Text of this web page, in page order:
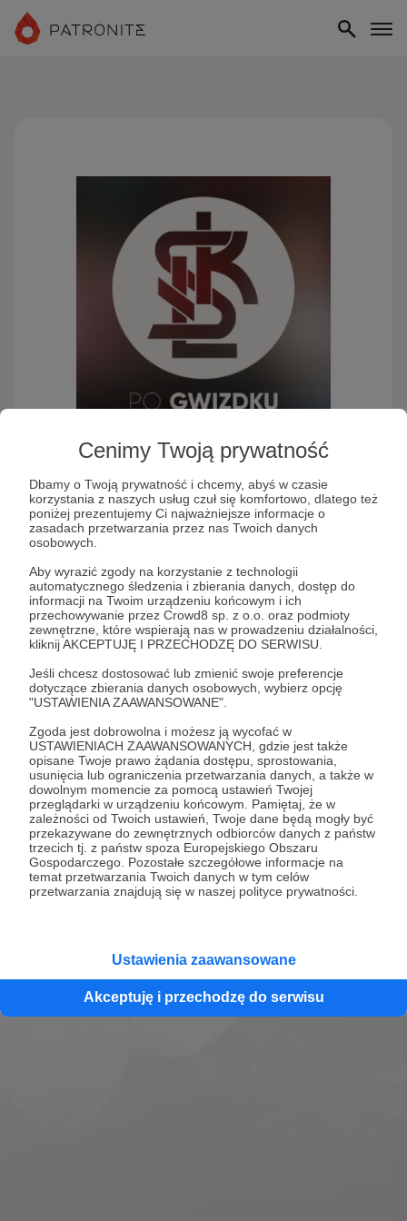
Cenimy Twoją prywatność
Dbamy o Twoją prywatność i chcemy, abyś w czasie
korzystania z naszych usług czuł się komfortowo, dlatego też
poniżej prezentujemy Ci najważniejsze informacje o
zasadach przetwarzania przez nas Twoich danych
osobowych.
Aby wyrazić zgody na korzystanie z technologii
automatycznego śledzenia i zbierania danych, dostęp do
informacji na Twoim urządzeniu końcowym i ich
przechowywanie przez Crowd8 sp. z o.o. oraz podmioty
zewnętrzne, które wspierają nas w prowadzeniu działalności,
kliknij AKCEPTUJĘ I PRZECHODZĘ DO SERWISU.
Jeśli chcesz dostosować lub zmienić swoje preferencje
dotyczące zbierania danych osobowych, wybierz opcję
"USTAWIENIA ZAAWANSOWANE".
Zgoda jest dobrowolna i możesz ją wycofać w
USTAWIENIACH ZAAWANSOWANYCH, gdzie jest także
opisane Twoje prawo żądania dostępu, sprostowania,
usunięcia lub ograniczenia przetwarzania danych, a także w
dowolnym momencie za pomocą ustawień Twojej
przeglądarki w urządzeniu końcowym. Pamiętaj, że w
zależności od Twoich ustawień, Twoje dane będą mogły być
przekazywane do zewnętrznych odbiorców danych z państw
trzecich tj. z państw spoza Europejskiego Obszaru
Gospodarczego. Pozostałe szczegółowe informacje na
temat przetwarzania Twoich danych w tym celów
przetwarzania znajdują się w naszej polityce prywatności.
Ustawienia zaawansowane
Akceptuję i przechodzę do serwisu
Po gwizdku
Słuchaj Po gwizdku w aplikacji Patronite Audio
Rozmowy z przedstawicielami Łódzkiego Klubu
Sportowego.
Zobacz profil